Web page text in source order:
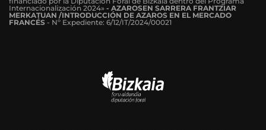
Internacionalización 2024» - AZAROSEN SARRERA FRANTZIAR
MERKATUAN /INTRODUCCIÓN DE AZAROS EN EL MERCADO
FRANCÉS - Nº Expediente: 6/12/IT/2024/00021